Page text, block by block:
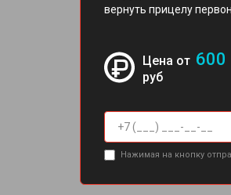
вернуть прицелу
Цена от 600
руб
Нажимая на кнопку